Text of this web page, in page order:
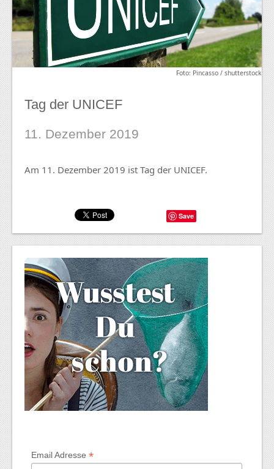
Foto: Pincasso / shutterstock
Tag der UNICEF
11. Dezember 2019
Am 11. Dezember 2019 ist Tag der UNICEF.
Save
Email Adresse*